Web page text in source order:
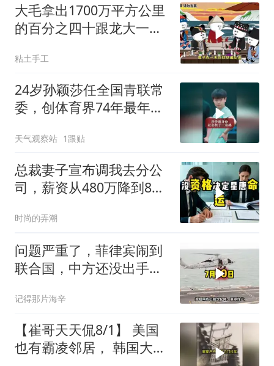
大毛拿出1700万平方公里
的百分之四十跟龙大一起
粘土手工
24岁孙颖莎任全国青联常
委，创体育界74年最年轻
天气观察站 1跟贴
总裁妻子宣布调我去分公
司，薪资从480万降到8
时尚的弄潮
问题严重了，菲律宾闹到
联合国，中方还没出手，
记得那片海辛
【崔哥天天侃8/1】 美国
也有霸凌邻居， 韩国大爷